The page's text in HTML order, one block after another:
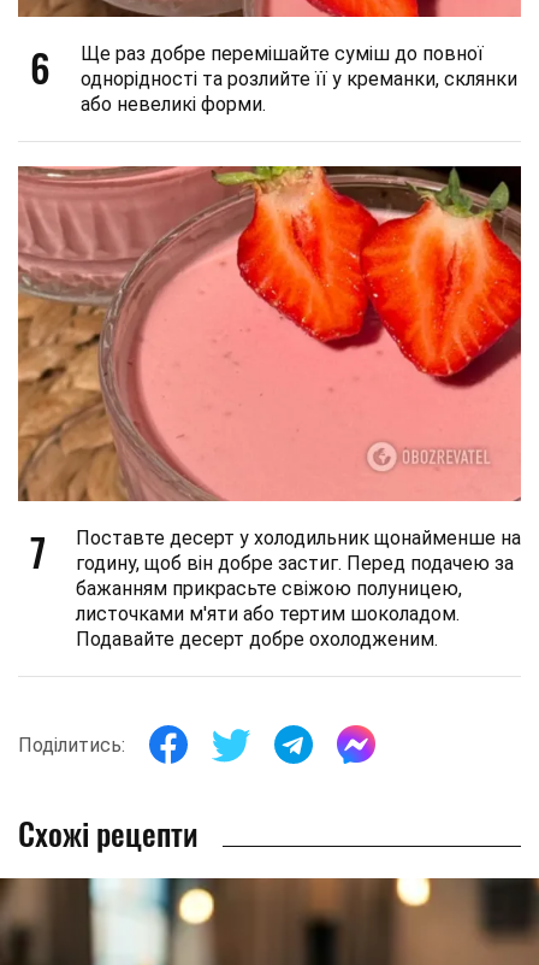
6
Ще раз добре перемішайте суміш до повної
однорідності та розлийте її у креманки, склянки
або невеликі форми.
7
Поставте десерт у холодильник щонайменше на
годину, щоб він добре застиг. Перед подачею за
бажанням прикрасьте свіжою полуницею,
листочками м'яти або тертим шоколадом.
Подавайте десерт добре охолодженим.
Поділитись:
Схожі рецепти